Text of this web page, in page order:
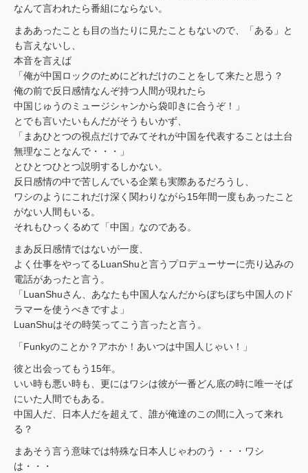
なんて言われたら番組にならない。
まああったことも目の当たりに見たこともないので、「ある」と
も言えないし、
本音を言えば
「俺が中国ロックのためにどれだけのことをして来たと思う？
俺の前で反日感情なんぞ持つ人間が現れたら
中国じゅうのミュージシャンから袋叩きに合うぞ！」
とでも言いたいもんだがそうもいかず、
「まあひとつの視点だけでみてそれが中国を代表することは土台
無理なことなんで・・・」
とひとつひとつ説明するしかない。
反日感情の中で苦しんでいる企業も実際あるだろうし、
ワシのようにこれだけ深く関わりながら15年間一度もあったこと
がない人間もいる。
それもひっくるめて「中国」なのである。
まあ反日感情ではないが一度、
よく仕事をやってるLuanShuと言うプロデューサーに売り込みの
電話があったと言う。
「LuanShuさん、あなたも中国人なんだからぼちぼち中国人のド
ラマーを使うべきですよ」
LuanShuはその時笑ってこう言ったと言う。
「Funkyのことか？アホか！あいつは中国人じゃい！」
彼と出会ってもう15年。
いい時も悪い時も、更にはワシは彼が一番どん底の時に唯一そば
にいた人間でもある。
中国人だ、日本人だを超えて、誰が俺達のこの間に入って来れ
る？
まあそう言う意味では特殊な日本人じゃわのう・・・ワシ
は・・・